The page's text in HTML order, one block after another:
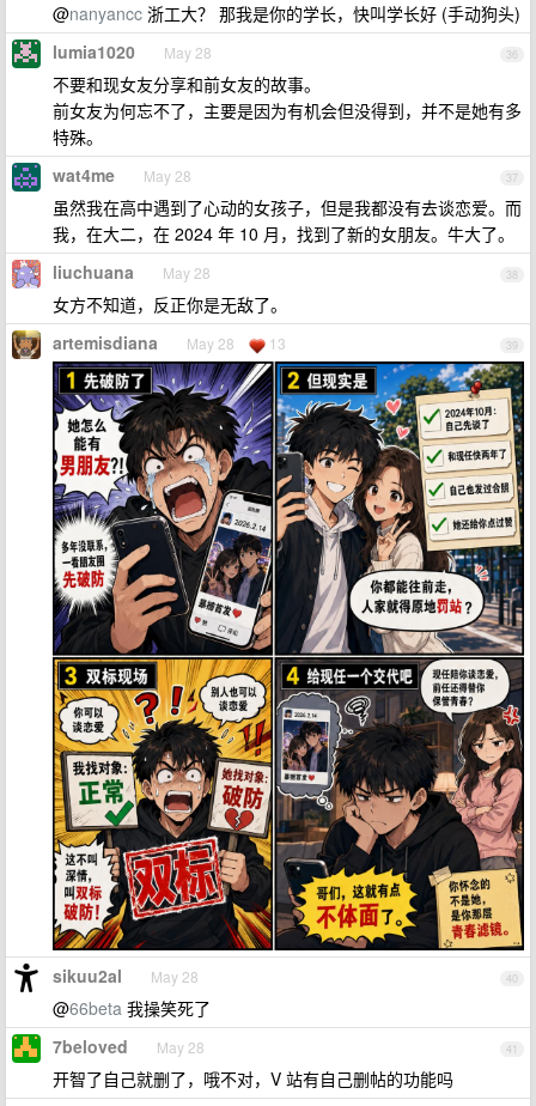
@nanyancc 浙工大？ 那我是你的学长，快叫学长好 (手动狗头)
36
lumia1020 May 28
不要和现女友分享和前女友的故事。
前女友为何忘不了，主要是因为有机会但没得到，并不是她有多
特殊。
37
wat4me May 28
虽然我在高中遇到了心动的女孩子，但是我都没有去谈恋爱。而
我，在大二，在 2024 年 10 月，找到了新的女朋友。牛大了。
38
liuchuana May 28
女方不知道，反正你是无敌了。
39
artemisdiana May 28 13
40
sikuu2al May 28
@66beta 我操笑死了
41
7beloved May 28
开智了自己就删了，哦不对，V 站有自己删帖的功能吗